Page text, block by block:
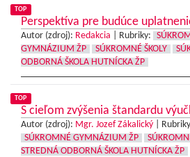
TOP
Perspektíva pre budúce
Autor (zdroj): Redakcia Rubriky:
GYMNÁZIUM ŽP
SÚKROMNÉ ŠKOLY
ODBORNÁ ŠKOLA HUTNÍCKA ŽP
TOP
S cieľom zvýšenia štandardu
Autor (zdroj): Mgr. Jozef Zákalický
SÚKROMNÉ GYMNÁZIUM ŽP
STREDNÁ ODBORNÁ ŠKOLA HUTNÍCKA ŽP